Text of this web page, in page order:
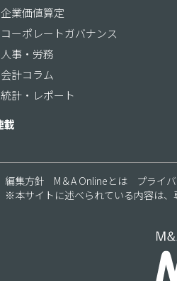
企業価値算定
コーポレートガバナンス
人事・労務
会計コラム
統計・レポート
載
編集方針 M＆A Onlineとは プライ
※本サイトに述べられている内容は、